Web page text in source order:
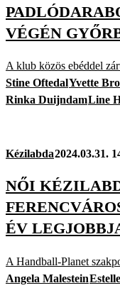
VÉGÉN
A klub közös ebéddel
Stine OftedalYvette
Rinka DuijndamLine
Kézilabda2024.03.31.
NŐI
ÉV
A Handball-Planet
Angela Malestein